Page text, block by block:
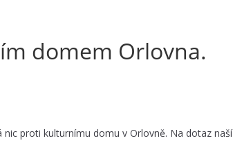
domem Orlovna.
proti kulturnímu domu v Orlovně. Na dotaz naší